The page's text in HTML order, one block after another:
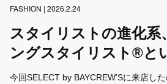
13 PEOPLE
17
ART
FASHION | 2026.2.24
スタイリストの進化系
ングスタイリスト®︎と
今回SELECT by BAYCREW’Sに来店し